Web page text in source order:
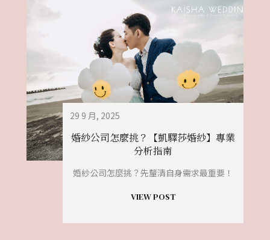
29 9 月, 2025
婚紗公司怎麼挑？【凱驛莎婚紗】專業
分析指南
婚紗公司怎麼挑？先釐清自身需求最重要！
VIEW POST